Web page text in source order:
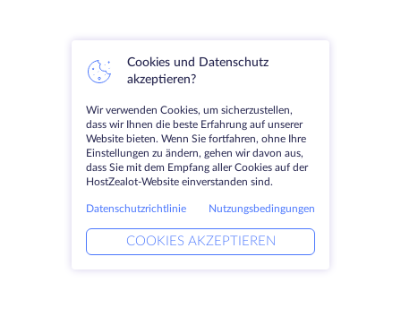
Cookies und Datenschutz
akzeptieren?
Wir verwenden Cookies, um sicherzustellen,
dass wir Ihnen die beste Erfahrung auf unserer
Website bieten. Wenn Sie fortfahren, ohne Ihre
Einstellungen zu ändern, gehen wir davon aus,
dass Sie mit dem Empfang aller Cookies auf der
HostZealot-Website einverstanden sind.
Datenschutzrichtlinie Nutzungsbedingungen
COOKIES AKZEPTIEREN